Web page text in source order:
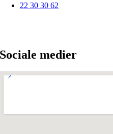
22 30 30 62
Sociale medier